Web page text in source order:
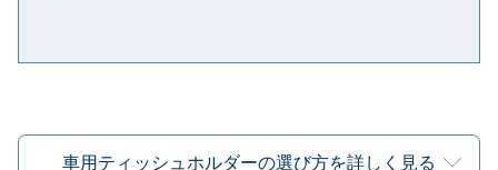
車用ティッシュホルダーの選び方を詳しく見る